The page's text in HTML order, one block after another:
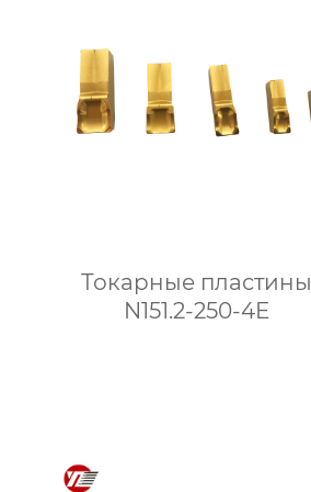
Токарные пластины
N151.2-250-4E